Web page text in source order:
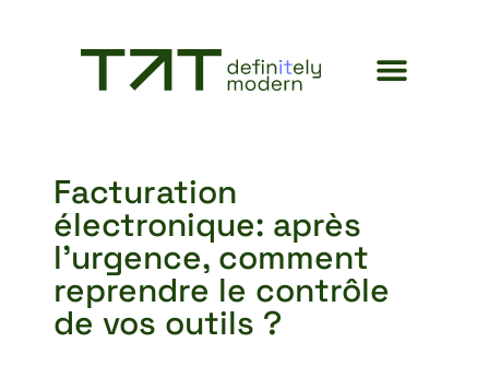
Facturation
électronique: après
l’urgence, comment
reprendre le contrôle
de vos outils ?